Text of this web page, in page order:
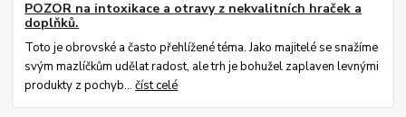
POZOR na intoxikace a otravy z nekvalitních hraček a
doplňků.
Toto je obrovské a často přehlížené téma. Jako majitelé se snažíme
svým mazlíčkům udělat radost, ale trh je bohužel zaplaven levnými
produkty z pochyb...číst celé